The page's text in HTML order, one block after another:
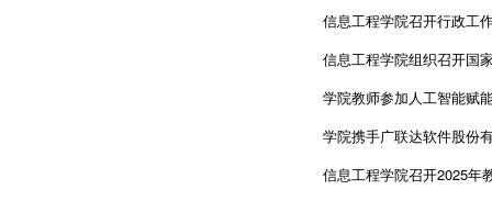
信息工程学院召开行政工
信息工程学院组织召开国
学院教师参加人工智能赋
学院携手广联达软件股份
信息工程学院召开2025年